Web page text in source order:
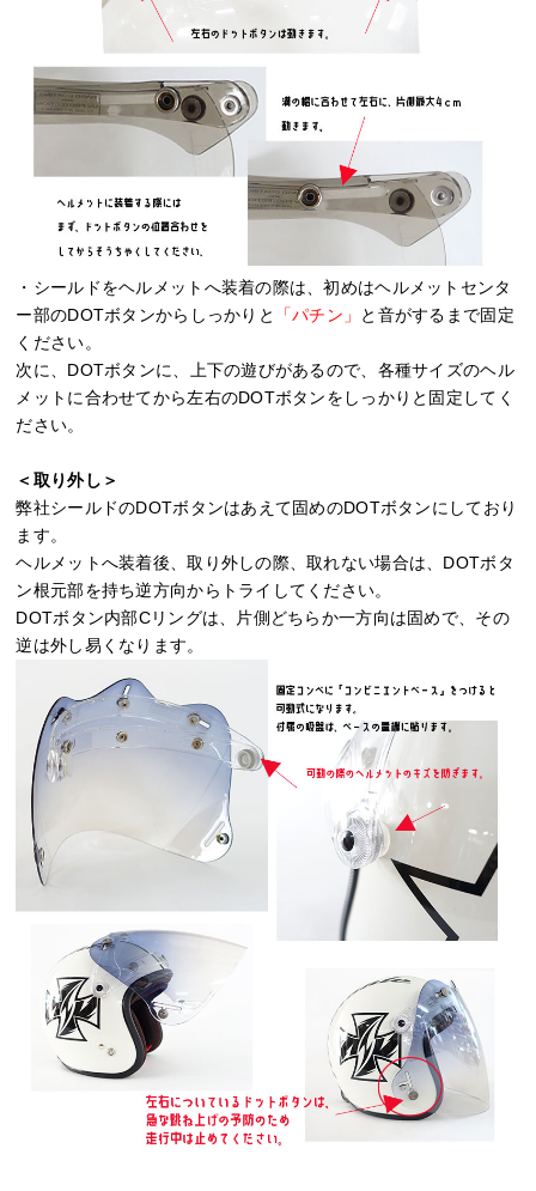
・シールドをヘルメットへ装着の際は、初めはヘルメットセンタ
ー部のDOTボタンからしっかりと
「パチン」
と音がするまで固定
ください。
次に、DOTボタンに、上下の遊びがあるので、各種サイズのヘル
メットに合わせてから左右のDOTボタンをしっかりと固定してく
ださい。
＜取り外し＞
弊社シールドのDOTボタンはあえて固めのDOTボタンにしており
ます。
ヘルメットへ装着後、取り外しの際、取れない場合は、DOTボタ
ン根元部を持ち逆方向からトライしてください。
DOTボタン内部Cリングは、片側どちらか一方向は固めで、その
逆は外し易くなります。